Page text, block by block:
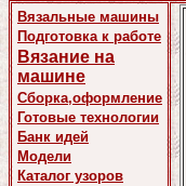
Вязальные машины
Подготовка к работе
Вязание на
машине
Сборка,оформление
Готовые технологии
Банк идей
Модели
Каталог узоров